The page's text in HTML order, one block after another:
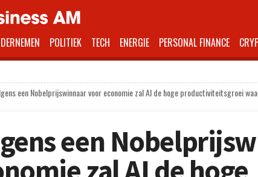
POLITIEK TECH ENERGIE PERSONAL FINANCE
een Nobelprijswinnaar voor economie zal AI de hoge productiviteitsgroei
een